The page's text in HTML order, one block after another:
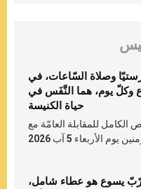
وصلاة السّاعات، في
وكلّ يوم، هما النَّفَس في
حياة الكنيسة
الكامل للمقابلة العامّة مع
يوم الأربعاء 5 آب 2026
يسوع هو عطاء شامل،